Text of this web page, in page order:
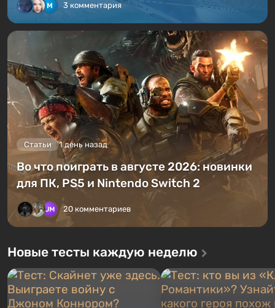
3 комментария
Статьи 1 день назад
Во что поиграть в августе 2026: новинки
для ПК, PS5 и Nintendo Switch 2
20 комментариев
Новые тесты каждую неделю